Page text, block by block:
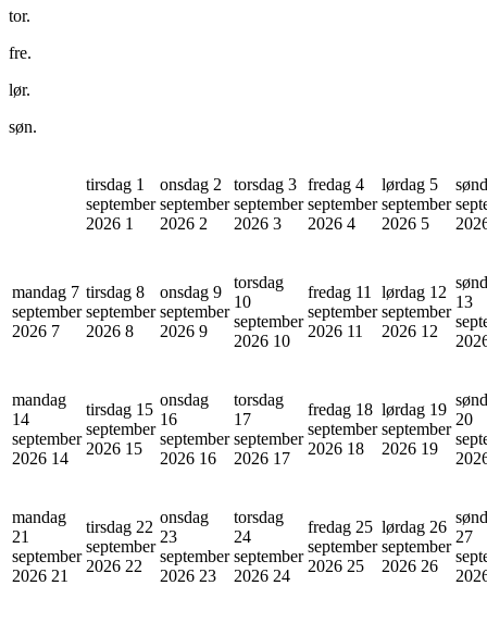
tor.
fre.
lør.
søn.
tirsdag 1
september
2026 1
onsdag 2
september
2026 2
torsdag 3
september
2026 3
fredag 4
september
2026 4
lørdag 5
september
2026 5
mandag 7
september
2026 7
tirsdag 8
september
2026 8
onsdag 9
september
2026 9
torsdag
10
september
2026 10
fredag 11
september
2026 11
lørdag 12
september
2026 12
13
mandag
14
september
2026 14
tirsdag 15
september
2026 15
onsdag
16
september
2026 16
torsdag
17
september
2026 17
fredag 18
september
2026 18
lørdag 19
september
2026 19
20
mandag
21
september
2026 21
tirsdag 22
september
2026 22
onsdag
23
september
2026 23
torsdag
24
september
2026 24
fredag 25
september
2026 25
lørdag 26
september
2026 26
27